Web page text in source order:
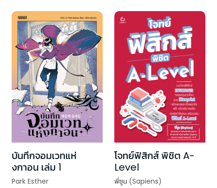
บันทึกจอมเวทแห่
งกาอน เล่ม 1
Park Esther
โจทย์ฟิสิกส์ พิชิต A-
Level
พี่ซูน (Sapiens)